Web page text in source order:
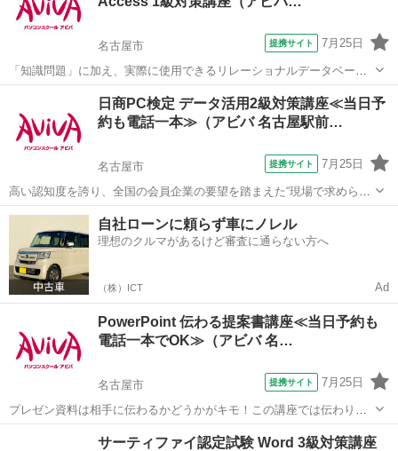
徴■ Illustratorク...
名古屋市 提携サイト 7月25日
「知識問題」に加え、実際に使用できるリレーショナルデータベース
を作成する「実技問題」を解くことで、実践的な能力を証明できる資
格制度の、1級対策講座です。
名古屋市 その他
日商PC検定 データ活用2級対策講座≪当日予
約も電話一本≫（アビバ 名古屋駅前…
名古屋市 提携サイト 7月25日
高い認知度を誇り、全国の会員企業の要望を踏まえた“現場で求められ
ているスキル”、つまり実務を強く想定したスキルが身につく「日商PC
検定 データ活用2級」の取得に向けた学習を行います。
愛知 名古屋市
自社ローンに頼らず車にノレル
理想のクルマがあるけど審査に通らない方へ
（株）ICT Ad
PowerPoint 伝わる提案書講座≪当日予約も
電話一本でOK≫（アビバ 名…
名古屋市 提携サイト 7月25日
プレゼン資料は相手に伝わるかどうかがキモ！この講座では伝わりや
すくするノウハウをケーススタディーを用いて学習します。 ■学習内
名古屋市
サーティファイ認定試験 Word 3級対策講座